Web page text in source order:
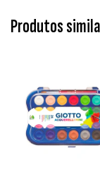
Produtos